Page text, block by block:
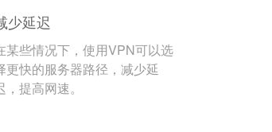
少延迟
某些情况下，使用VPN可以选
更快的服务器路径，减少延
，提高网速。